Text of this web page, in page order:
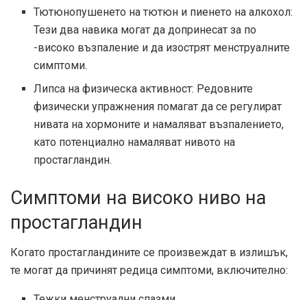
Тютюнопушенето на тютюн и пиенето на алкохол:
Тези два навика могат да допринесат за по
-високо възпаление и да изострят менструалните
симптоми.
Липса на физическа активност: Редовните
физически упражнения помагат да се регулират
нивата на хормоните и намаляват възпалението,
като потенциално намаляват нивото на
простагландин.
Симптоми на високо ниво на
простагландин
Когато простагландините се произвеждат в излишък,
те могат да причинят редица симптоми, включително: